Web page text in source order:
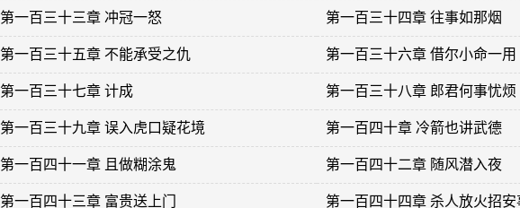
第一百三十三章 冲冠一怒 第一百三十四章 往事如那烟
第一百三十五章 不能承受之仇 第一百三十六章 借尔小命一用
第一百三十七章 计成 第一百三十八章 郎君何事忧烦
第一百三十九章 误入虎口疑花境 第一百四十章 冷箭也讲武德
第一百四十一章 且做糊涂鬼 第一百四十二章 随风潜入夜
第一百四十三章 富贵送上门 第一百四十四章 杀人放火招安